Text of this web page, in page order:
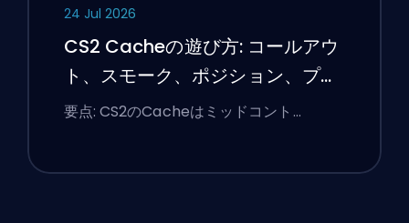
24 Jul 2026
CS2 Cacheの遊び方: コールアウ
ト、スモーク、ポジション、プレ
ミアのヒント
要点: CS2のCacheはミッドコント…